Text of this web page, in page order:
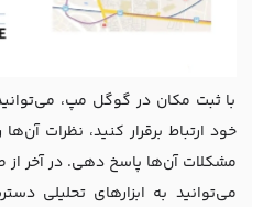
با ثبت مکان در گوگل مپ،
خود ارتباط برقرار کنید، نظرات
می‌توانید به ابزارهای تحلیلی